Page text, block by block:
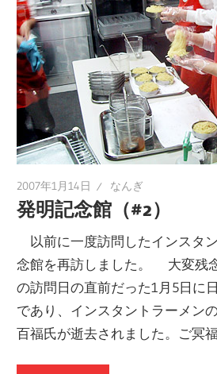
2007年1月14日 なんぎ
発明記念館（#2）
以前に一度訪問したインスタ
念館を再訪しました。 大変残
の訪問日の直前だった1月5日に
であり、インスタントラーメン
百福氏が逝去されました。ご冥